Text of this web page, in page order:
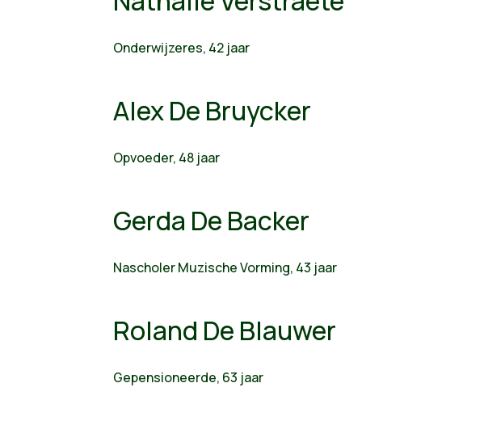
Onderwijzeres, 42 jaar
Alex De Bruycker
Opvoeder, 48 jaar
Gerda De Backer
Nascholer Muzische Vorming, 43 jaar
Roland De Blauwer
Gepensioneerde, 63 jaar